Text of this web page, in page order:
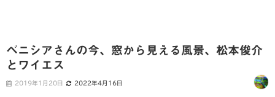
ベニシアさんの今、窓から見える風景、松本俊介
とワイエス
2019年1月20日 2022年4月16日